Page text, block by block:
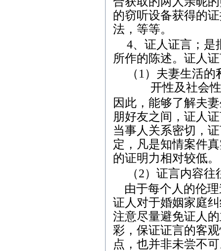
的窃听设备获得的
法，等等。
4、证人证言；是
所作的陈述。证人
（1 ） 夫妻生活的
开性及社会
因此，能够了解夫
朋好友之间，证人
当事人关系密切，
定，凡是知情案件
的证明力相对较低。
（2） 证言内容往
由于每个人的伦
证人对于婚姻家庭
注意尽量避免证人
彩，保证证言的客
点，也并非未尝不